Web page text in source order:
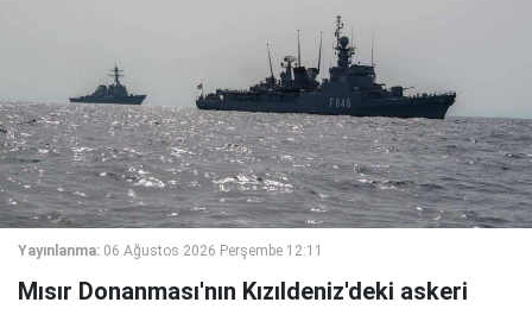
Yayınlanma: 06 Ağustos 2026 Perşembe 12:11
Mısır Donanması'nın Kızıldeniz'deki askeri